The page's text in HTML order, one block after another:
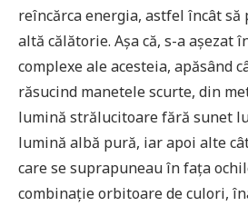
reîncărca energia, astfel încât să
altă călătorie. Așa că, s-a așezat
complexe ale acesteia, apăsând
răsucind manetele scurte, din
lumină strălucitoare fără sunet
lumină albă pură, iar apoi alte
care se suprapuneau în fața
combinație orbitoare de culori,